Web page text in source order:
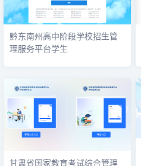
黔东南州高中阶段学校招生管
理服务平台学生
甘肃省国家教育考试综合管理